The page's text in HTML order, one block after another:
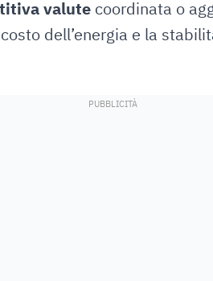
valute coordinata o
dell’energia e la